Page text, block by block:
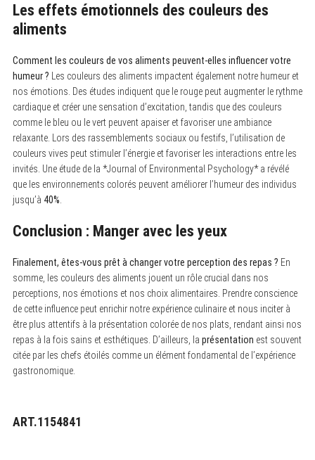
Les effets émotionnels des couleurs des
aliments
Comment les couleurs de vos aliments peuvent-elles influencer votre
humeur ? Les couleurs des aliments impactent également notre humeur et
nos émotions. Des études indiquent que le rouge peut augmenter le rythme
cardiaque et créer une sensation d’excitation, tandis que des couleurs
comme le bleu ou le vert peuvent apaiser et favoriser une ambiance
relaxante. Lors des rassemblements sociaux ou festifs, l’utilisation de
couleurs vives peut stimuler l’énergie et favoriser les interactions entre les
invités. Une étude de la *Journal of Environmental Psychology* a révélé
que les environnements colorés peuvent améliorer l’humeur des individus
jusqu’à 40%
Conclusion : Manger avec les yeux
Finalement, êtes-vous prêt à changer votre perception des repas ? En
somme, les couleurs des aliments jouent un rôle crucial dans nos
perceptions, nos émotions et nos choix alimentaires. Prendre conscience
de cette influence peut enrichir notre expérience culinaire et nous inciter à
être plus attentifs à la présentation colorée de nos plats, rendant ainsi nos
repas à la fois sains et esthétiques. D’ailleurs, la présentation est souvent
citée par les chefs étoilés comme un élément fondamental de l’expérience
gastronomique.
ART.1154841